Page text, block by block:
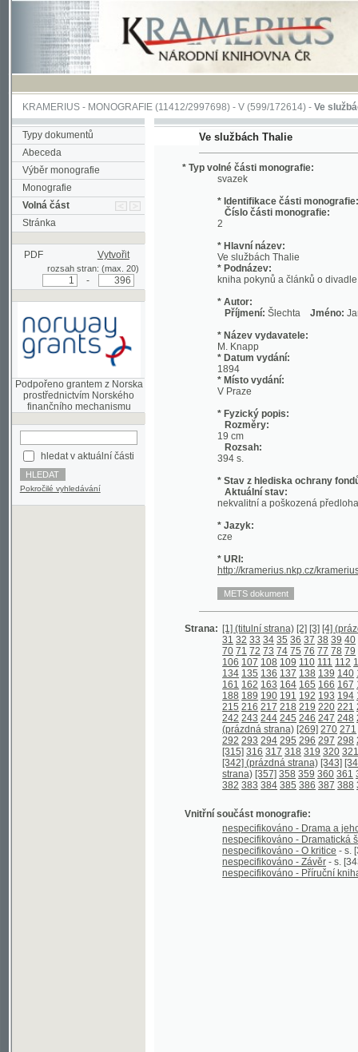
KRAMERIUS-MONOGRAFIE(11412/2997698) -V (599/172614)-Ve službách
Typy dokumentů
Abeceda
Výběr monografie
Monografie
Volná část
Stránka
PDF Vytvořit
rozsah stran: (max. 20)
Podpořeno grantem z Norska
prostřednictvím Norského
finančního mechanismu
hledat v aktuální části
Pokročilé vyhledávání
Ve službách Thalie
* Typ volné části monografie:
svazek
* Identifikace části monografie:
* Hlavní název:
* Podnázev:
kniha pokynů a článků o divadle
* Autor:
Příjmení:Šlechta Jméno:Jan, Emil
* Název vydavatele:
M. Knapp
1894
* Místo vydání:
V Praze
* Fyzický popis:
Rozměry:
19 cm
* Stav z hlediska ochrany fondů:
Aktuální stav:
nekvalitní a poškozená předloha;
* Jazyk:
* URI:
[1] (titulní strana) [2] [3] [4] (prázdná
72 73 74 75 76 77
107 108 109 110 111
134 135 136 137 138 139 140 141 142
164 169
188 189 190 191 192 193 194 195 196
216 217 218 219 220 221 222 223
243 244 245 246 247 248 249 250
(prázdná strana) [269] 270 271 272
293 294 295 296 297 298 299 300
316 317 318 319 320 321 322
[342] (prázdná strana) [343] [344]
strana) [357] 358 359 360 361 362 363
383 384 385 386 387 388 389 390
Vnitřní součást monografie:
nespecifikováno - Drama a jeho tvoření
nespecifikováno - Dramatická škola -
nespecifikováno - O kritice- s. [313] -
nespecifikováno - Závěr - s. [343] - 354;